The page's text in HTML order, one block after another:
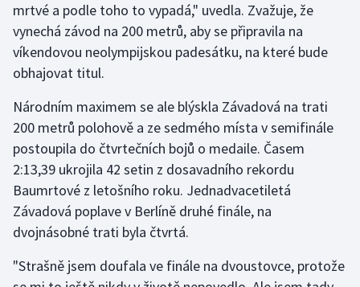
Moderní pětiboj
Motorsport
Olympijské hry
Parasport
Plavání
Plážový volejbal
mrtvé a podle toho to vypadá," uvedla. Zvažuje, že
vynechá závod na 200 metrů, aby se připravila na
víkendovou neolympijskou padesátku, na které bude
obhajovat titul.
Národním maximem se ale blýskla Závadová na trati
200 metrů polohově a ze sedmého místa v semifinále
postoupila do čtvrtečních bojů o medaile. Časem
2:13,39 ukrojila 42 setin z dosavadního rekordu
Baumrtové z letošního roku. Jednadvacetiletá
Závadová poplave v Berlíně druhé finále, na
dvojnásobné trati byla čtvrtá.
"Strašně jsem doufala ve finále na dvoustovce, protože